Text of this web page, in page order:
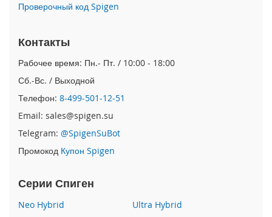
i
o
n
e
A
i
r
i
P
h
e
7
Проверочный код Spigen
Контакты
Рабочее время: Пн.- Пт. / 10:00 - 18:00
Сб.-Вс. / Выходной
Телефон: 8-499-501-12-51
Email: sales@spigen.su
Telegram: @SpigenSuBot
Промокод Купон Spigen
Серии Спиген
Neo Hybrid
Ultra Hybrid